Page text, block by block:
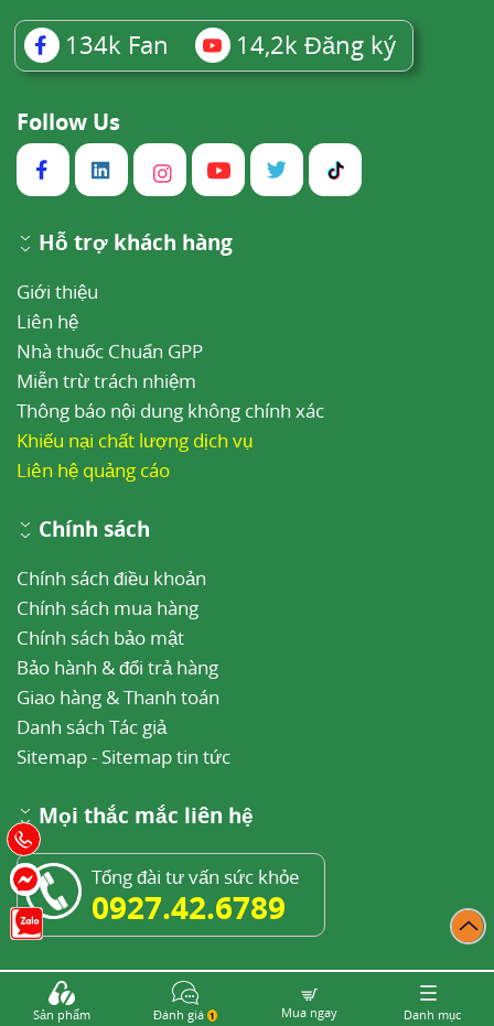
134k Fan 14,2k Đăng ký
Follow Us
Hỗ trợ khách hàng
Giới thiệu
Liên hệ
Nhà thuốc Chuẩn GPP
Miễn trừ trách nhiệm
Thông báo nội dung không chính xác
Khiếu nại chất lượng dịch vụ
Liên hệ quảng cáo
Chính sách
Chính sách điều khoản
Chính sách mua hàng
Chính sách bảo mật
Bảo hành & đổi trả hàng
Giao hàng & Thanh toán
Danh sách Tác giả
Sitemap- Sitemap tin tức
Mọi thắc mắc liên hệ
Tổng đài tư vấn sức khỏe
0927.42.6789
85 Vũ Trọng Phụng, Thanh Xuân Trung, Thanh
Xuân, Hà Nội
Sản phẩm Đánh giá 1 Mua ngay Danh mục